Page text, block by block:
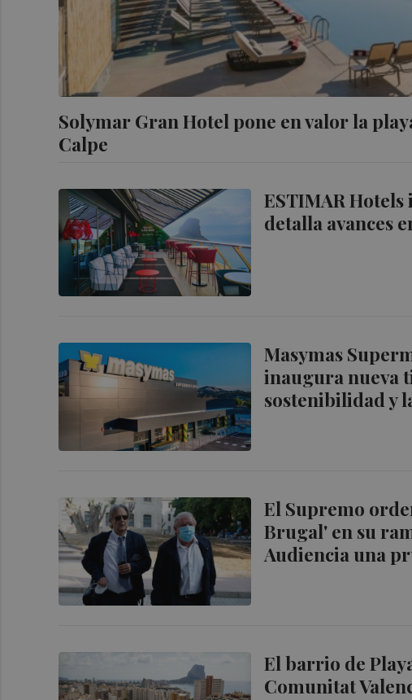
Solymar Gran Hotel pone en valor la
Calpe
ESTIMAR
detalla avances
Masymas
inaugura nueva
sostenibilidad y
El Supremo
Brugal' en su
Audiencia una
El barrio de
Comunitat